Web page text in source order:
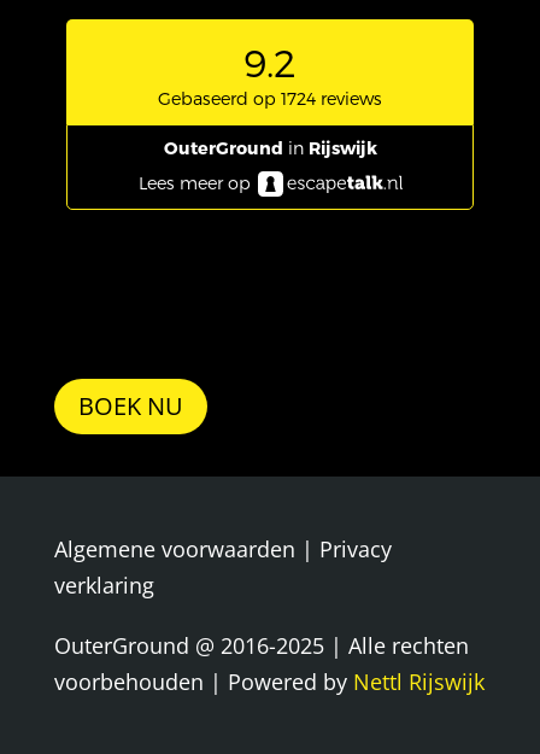
BOEK NU
Algemene voorwaarden | Privacy
verklaring
OuterGround @ 2016-2025 | Alle rechten
voorbehouden | Powered by Nettl Rijswijk